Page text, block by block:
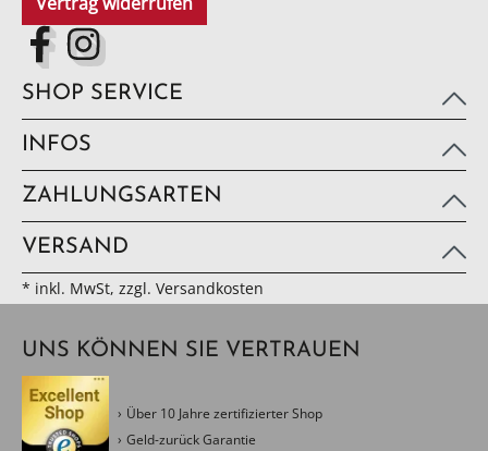
SHOP SERVICE
INFOS
ZAHLUNGSARTEN
VERSAND
* inkl. MwSt, zzgl. Versandkosten
UNS KÖNNEN SIE VERTRAUEN
Über 10 Jahre zertifizierter Shop
Geld-zurück Garantie